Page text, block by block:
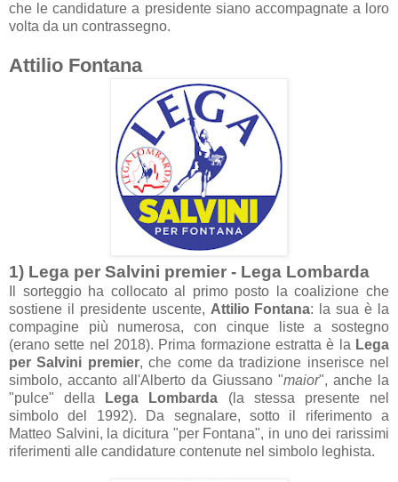
che le candidaturea presidente siano accompagnate a loro
volta da un contrassegno.
Attilio Fontana
1) Lega per Salvini premier - Lega Lombarda
Il sorteggio ha collocatoal primo posto l a coalizione che
sostiene il presidente uscente, Attilio Fontana: la sua è la
compagine più numerosa, con cinque listea sostegno
(erano sette nel 2018). Prima formazione estratta è l a Lega
per Salvini premier, che come da tradizione inserisce nel
simbolo, accanto all'Alberto da Giussano "maior", anche l a
"pulce" de lla Lega Lombarda (l a stessa presente nel
simbolo del 1992). Da segnal are, sotto il riferimento a
Matteo Salvini, la dicitura "per Fontana", in uno dei rarissimi
riferimenti alle candidature contenute nel simbolo leghista.